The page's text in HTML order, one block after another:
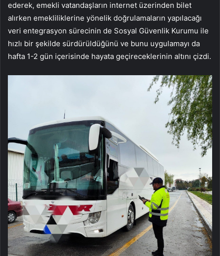
ederek, emekli vatandaşların internet üzerinden bilet
alırken emekliliklerine yönelik doğrulamaların yapılacağı
veri entegrasyon sürecinin de Sosyal Güvenlik Kurumu ile
hızlı bir şekilde sürdürüldüğünü ve bunu uygulamayı da
hafta 1-2 gün içerisinde hayata geçireceklerinin altını çizdi.